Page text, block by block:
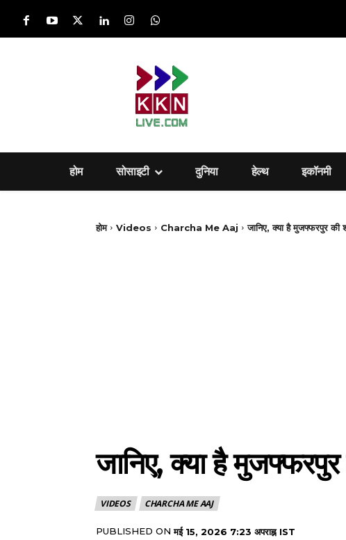
होम सोसाइटी दुनिया हेल्‍थ इकॉनमी
होम Videos Charcha Me Aaj जानिए, क्या है मुजफ्फरपुर की
जानिए, क्या है मुजफ्फरपुर
VIDEOS CHARCHA ME AAJ
PUBLISHED ON मई 15, 2026 7:23 अपराह्न IST